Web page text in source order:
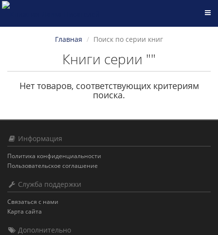
Главная Поиск по серии книг
Книги серии ""
Нет товаров, соответствующих критериям
поиска.
Информация
Политика конфиденциальности
Пользовательское соглашение
Служба поддержки
Связаться с нами
Карта сайта
Дополнительно